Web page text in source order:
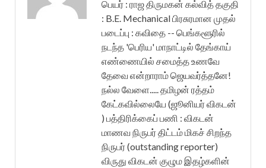
பெயர் : ராஜ திருமகன் கல்வித் தகுதி
: B.E. Mechanical பிரசுரமான முதல்
படைப்பு : கவிதை -- பெங்களூரில்
நடந்த 'பெரிய' மாநாட்டில் தேங்காய்
எண்ணையில் சமைத்த உணவே
தேவை என்றாராம் ஜெயவர்த்தனே!
நல்ல வேளை..... தமிழன் ரத்தம்
கேட்கவில்லையே (ஜூனியர் விகடன்
) பத்திரிக்கைப் பணி : விகடன்
மாணவ நிருபர் திட்டம் மிகச் சிறந்த
நிருபர் (outstanding reporter)
விருது விகடன் குழும இதழ்களின்